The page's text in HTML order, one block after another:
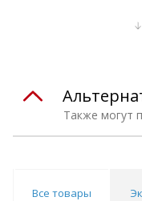
Также могут
Все товары